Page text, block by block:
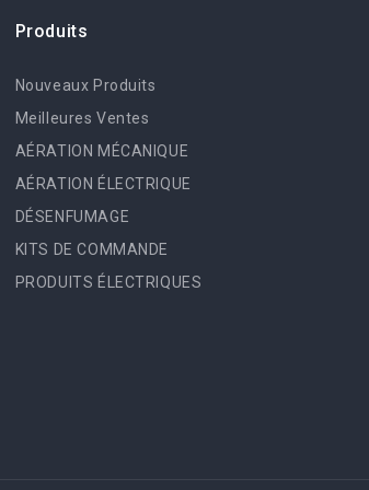
Produits
Nouveaux Produits
Meilleures Ventes
AÉRATION MÉCANIQUE
AÉRATION ÉLECTRIQUE
DÉSENFUMAGE
KITS DE COMMANDE
PRODUITS ÉLECTRIQUES